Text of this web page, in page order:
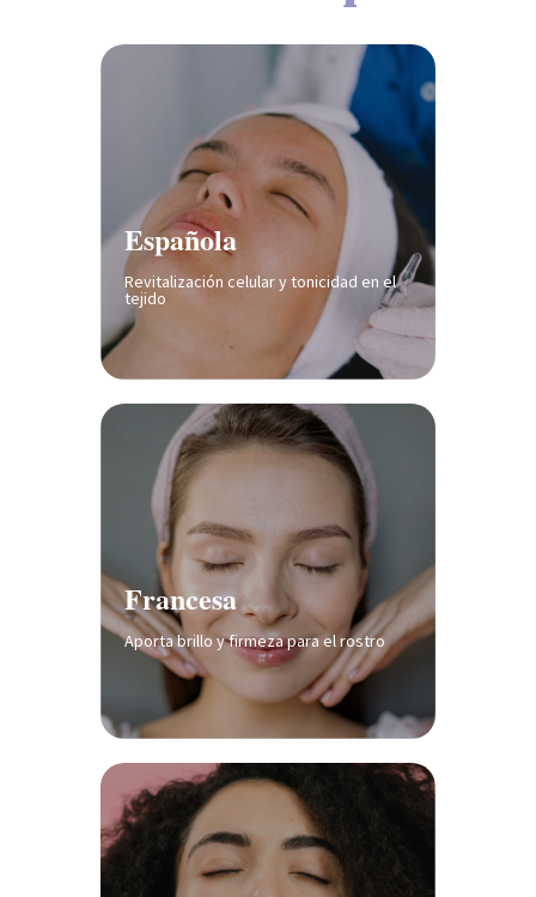
Española
Revitalización celular y tonicidad en el
tejido
Francesa
Aporta brillo y firmeza para el rostro